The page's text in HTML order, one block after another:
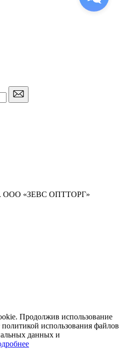
ООО «ЗЕВС ОПТТОРГ»
Продолжив использование
использования файлов
данных и